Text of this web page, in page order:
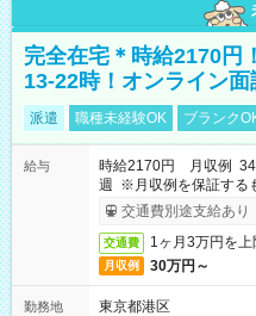
完全在宅＊時給2170円
13-22時！オンライン面
派遣 職種未経験OK ブランク
給与
時給2170円 月収例 34
週 ※月収例を保証する
ービス利用可（利用条件
交通費別途支給あり
交通費 1ヶ月3万円を
月収例 30万円～
勤務地
東京都港区